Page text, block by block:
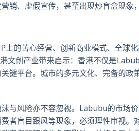
销、虚假宣传，甚至出现炒盲盒现象
上的苦心经营、创新商业模式、全球
文创产业带来启示：香港不仅是
键平台。城市的多元文化、完备的政
与风险亦不容忽视。Labubu的市场
者盲目跟风等现象，必须理性审视